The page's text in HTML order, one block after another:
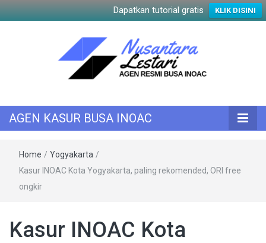
Dapatkan tutorial gratis KLIK DISINI
AGEN KASUR
BUSA INOAC
AGEN KASUR BUSA INOAC
Home / Yogyakarta /
Kasur INOAC Kota Yogyakarta, paling rekomended, ORI free
ongkir
Kasur INOAC Kota